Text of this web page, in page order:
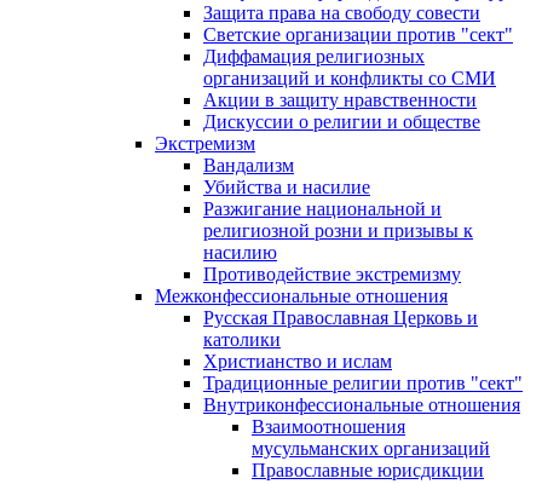
Защита права на свободу совести
Светские организации против "сект"
Диффамация религиозных
организаций и конфликты со СМИ
Акции в защиту нравственности
Дискуссии о религии и обществе
Экстремизм
Вандализм
Убийства и насилие
Разжигание национальной и
религиозной розни и призывы к
насилию
Противодействие экстремизму
Межконфессиональные отношения
Русская Православная Церковь и
католики
Христианство и ислам
Традиционные религии против "сект"
Внутриконфессиональные отношения
Взаимоотношения
мусульманских организаций
Православные юрисдикции